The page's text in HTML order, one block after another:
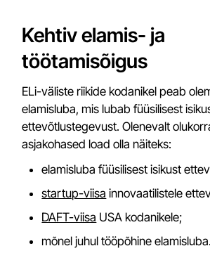
Kehtiv elamis- ja
töötamisõigus
ELi-väliste riikide kodanikel peab
elamisluba, mis lubab füüsilisest
ettevõtlustegevust. Olenevalt
asjakohased load olla näiteks:
elamisluba füüsilisest isikust
startup-viisa innovaatilistele
DAFT-viisa USA kodanikele;
mõnel juhul tööpõhine elamisluba.